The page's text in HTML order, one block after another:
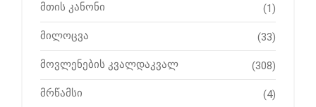
მთის კანონი (1)
მილოცვა (33)
მოვლენების კვალდაკვალ (308)
მრწამსი (4)